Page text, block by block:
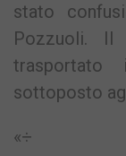
stato
Pozzuoli. Il
sottoposto
«÷